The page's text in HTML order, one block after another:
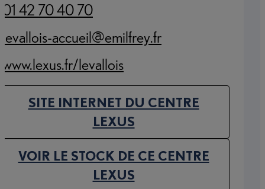
01 42 70 40 70
(Opens in new tab)
levallois-accueil@emilfrey.fr
(Opens in new tab)
www.lexus.fr/levallois
(Opens in new tab)
SITE INTERNET DU CENTRE
LEXUS(OPENS IN NEW TAB)
VOIR LE STOCK DE CE CENTRE
LEXUS(OPENS IN NEW TAB)